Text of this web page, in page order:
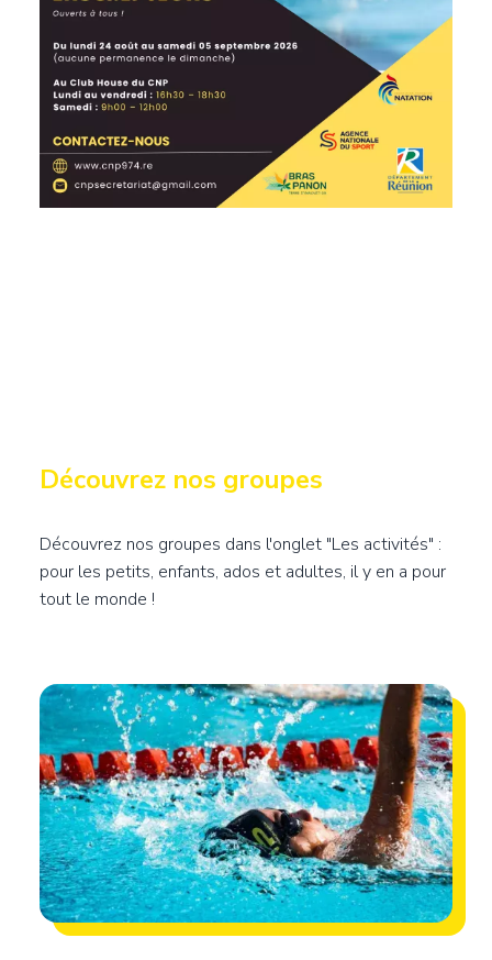
Titre
Découvrez nos groupes
Contenu
Découvrez nos groupes dans l'onglet "Les activités" :
pour les petits, enfants, ados et adultes, il y en a pour
tout le monde !
Image de fond
Image